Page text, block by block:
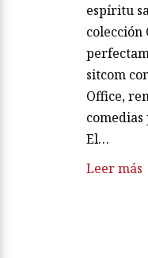
espíritu
colección
sitcom
Office,
El…
Leer más